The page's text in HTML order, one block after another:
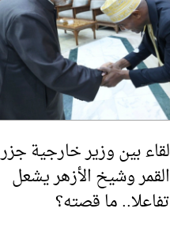
لقاء بين وزير خارجية جزر
القمر وشيخ الأزهر يشعل
تفاعلا.. ما قصته؟